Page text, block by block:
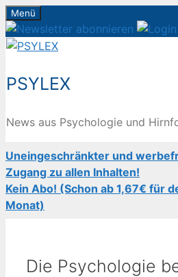
Zum
Inhalt
springen
Menü
PSYLEX
News aus Psychologie und
Uneingeschränkter und
Zugang zu allen Inhalten!
Kein Abo! (Schon ab 1,67€ für
Monat)
Die Psychologie